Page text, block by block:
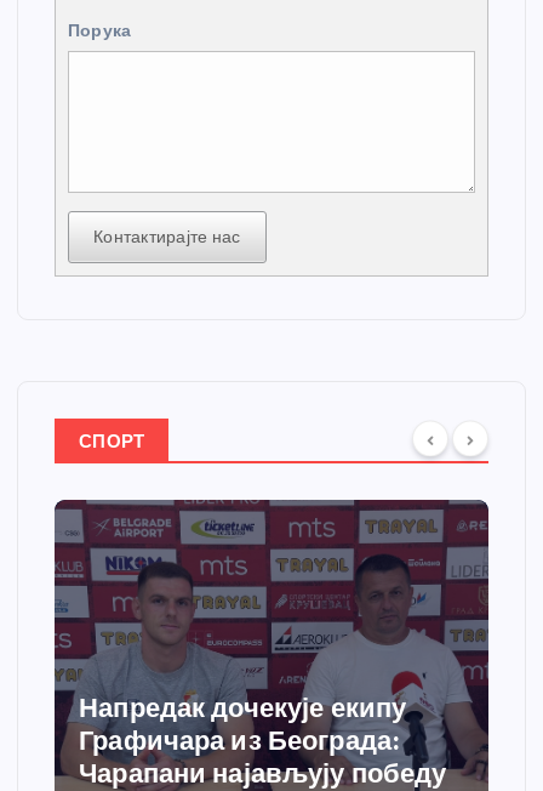
Порука
Контактирајте нас
СПОРТ
Спортски центар “Ћићевац”
добија савремени систем
грејања